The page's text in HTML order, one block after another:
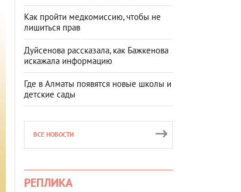
Как пройти медкомиссию, чтобы не
лишиться прав
Дуйсенова рассказала, как Бажкенова
искажала информацию
Где в Алматы появятся новые школы и
детские сады
ВСЕ НОВОСТИ
РЕПЛИКА